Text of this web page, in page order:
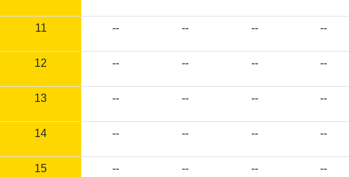
11 -- -- -- --
12 -- -- -- --
13 -- -- -- --
14 -- -- -- --
15 -- -- -- --